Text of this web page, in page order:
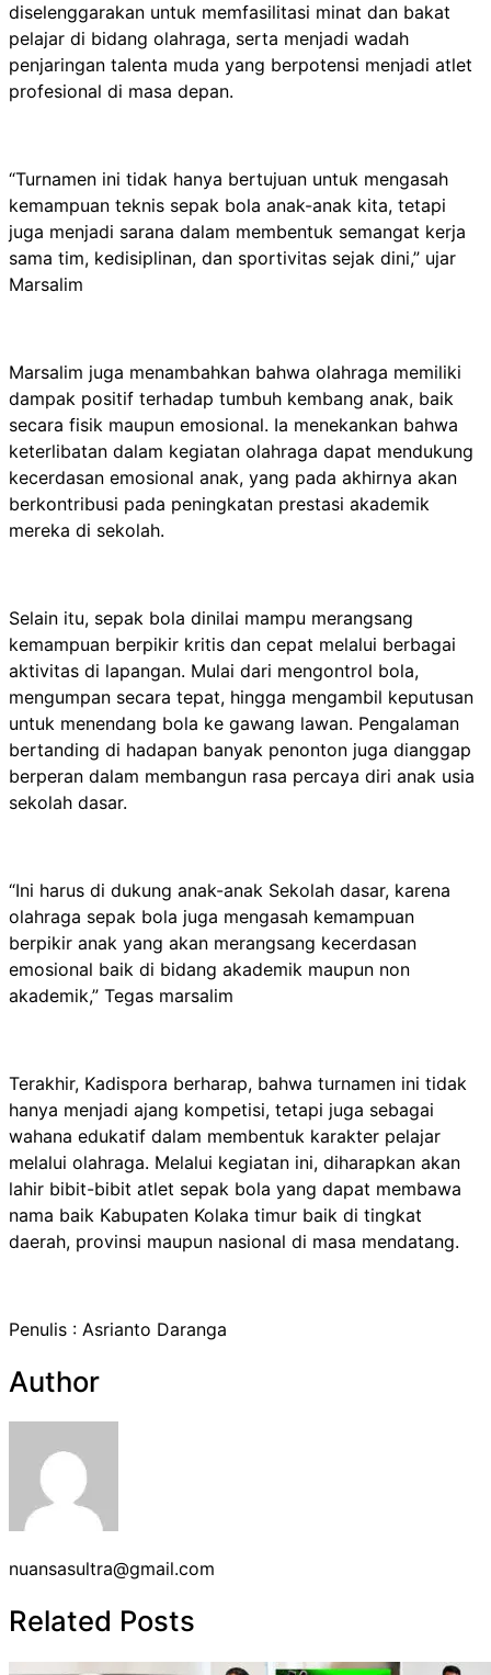
diselenggarakan untuk memfasilitasi minat dan bakat
pelajar di bidang olahraga, serta menjadi wadah
penjaringan talenta muda yang berpotensi menjadi atlet
profesional di masa depan.
“Turnamen ini tidak hanya bertujuan untuk mengasah
kemampuan teknis sepak bola anak-anak kita, tetapi
juga menjadi sarana dalam membentuk semangat kerja
sama tim, kedisiplinan, dan sportivitas sejak dini,” ujar
Marsalim
Marsalim juga menambahkan bahwa olahraga memiliki
dampak positif terhadap tumbuh kembang anak, baik
secara fisik maupun emosional. Ia menekankan bahwa
keterlibatan dalam kegiatan olahraga dapat mendukung
kecerdasan emosional anak, yang pada akhirnya akan
berkontribusi pada peningkatan prestasi akademik
mereka di sekolah.
Selain itu, sepak bola dinilai mampu merangsang
kemampuan berpikir kritis dan cepat melalui berbagai
aktivitas di lapangan. Mulai dari mengontrol bola,
mengumpan secara tepat, hingga mengambil keputusan
untuk menendang bola ke gawang lawan. Pengalaman
bertanding di hadapan banyak penonton juga dianggap
berperan dalam membangun rasa percaya diri anak usia
sekolah dasar.
“Ini harus di dukung anak-anak Sekolah dasar, karena
olahraga sepak bola juga mengasah kemampuan
berpikir anak yang akan merangsang kecerdasan
emosional baik di bidang akademik maupun non
akademik,” Tegas marsalim
Terakhir, Kadispora berharap, bahwa turnamen ini tidak
hanya menjadi ajang kompetisi, tetapi juga sebagai
wahana edukatif dalam membentuk karakter pelajar
melalui olahraga. Melalui kegiatan ini, diharapkan akan
lahir bibit-bibit atlet sepak bola yang dapat membawa
nama baik Kabupaten Kolaka timur baik di tingkat
daerah, provinsi maupun nasional di masa mendatang.
Penulis : Asrianto Daranga
Author
nuansasultra@gmail.com
Related Posts